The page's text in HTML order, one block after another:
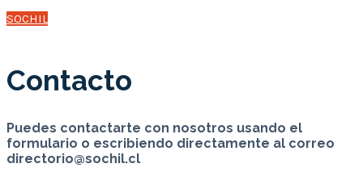
SOCHIL
Contacto
Puedes contactarte con nosotros usando el
formulario o escribiendo directamente al correo
directorio@sochil.cl